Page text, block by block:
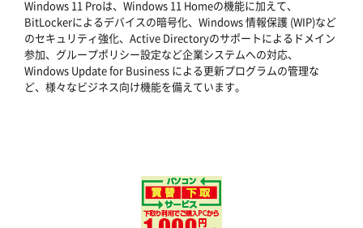
Windows 11 Proは、Windows 11 Homeの機能に加えて、
BitLockerによるデバイスの暗号化、Windows 情報保護 (WIP)など
のセキュリティ強化、Active Directoryのサポートによるドメイン
参加、グループポリシー設定など企業システムへの対応、
Windows Update for Business による更新プログラムの管理な
ど、様々なビジネス向け機能を備えています。